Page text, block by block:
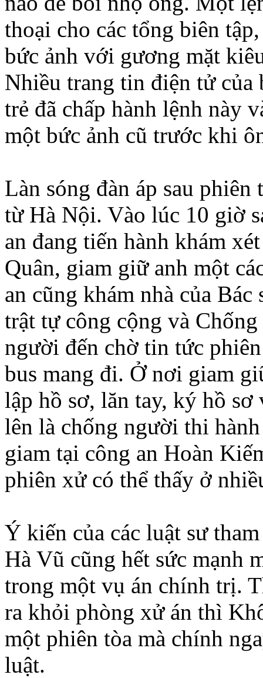
thoại cho các tổng biên
bức ảnh với gương mặt
Nhiều trang tin điện tử của
trẻ đã chấp hành lệnh này
một bức ảnh cũ trước khi
Làn sóng đàn áp sau
từ Hà Nội. Vào lúc 10 giờ
an đang tiến hành khám
Quân, giam giữ anh một
an cũng khám nhà của
trật tự công cộng và
người đến chờ tin tức
bus mang đi. Ở nơi giam
lập hồ sơ, lăn tay, ký hồ
lên là chống người thi
giam tại công an Hoàn
phiên xử có thể thấy ở
Ý kiến của các luật sư
Hà Vũ cũng hết sức mạnh
trong một vụ án chính trị.
ra khỏi phòng xử án thì
một phiên tòa mà chính
luật.